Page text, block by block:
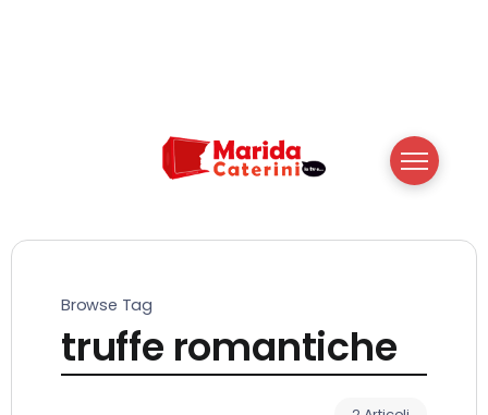
Browse Tag
truffe romantiche